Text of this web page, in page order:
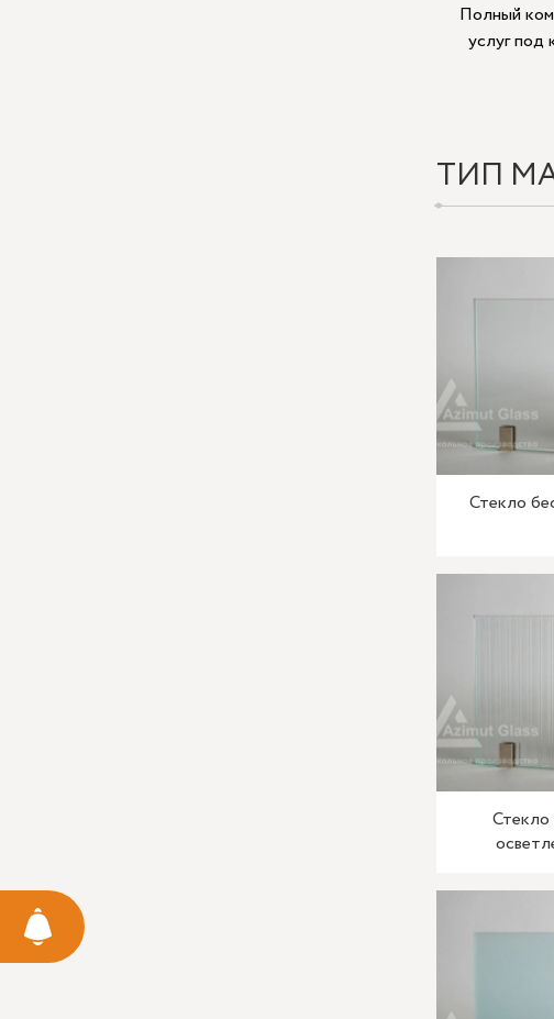
Полный
услуг под
ТИП
Стекло